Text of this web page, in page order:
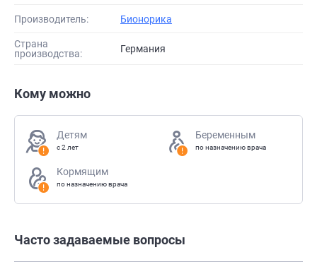
Производитель: Бионорика
Страна
производства:
Германия
Кому можно
Детям
с 2 лет
Беременным
по назначению врача
Кормящим
по назначению врача
Часто задаваемые вопросы